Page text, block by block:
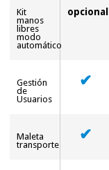
Kit
manos
libres
modo
automático
opcional
Gestión
de
Usuarios
✔
Maleta
transporte
✔